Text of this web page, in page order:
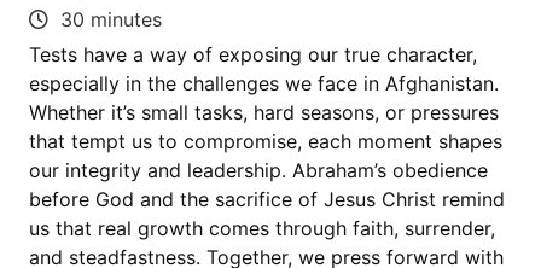
30 minutes
Tests have a way of exposing our true character,
especially in the challenges we face in Afghanistan.
Whether it’s small tasks, hard seasons, or pressures
that tempt us to compromise, each moment shapes
our integrity and leadership. Abraham’s obedience
before God and the sacrifice of Jesus Christ remind
us that real growth comes through faith, surrender,
and steadfastness. Together, we press forward with